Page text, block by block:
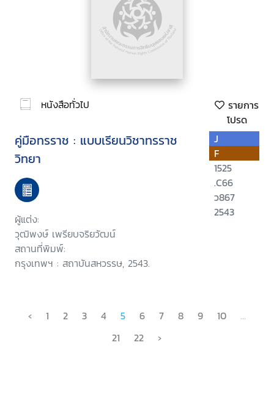
หนังสือทั่วไป
รายการ
โปรด
คู่มือทรราช : แบบเรียนวิชาทรราช
วิทยา
ผู้แต่ง:
วุฒิพงษ์ เพรียบจริยวัฒน์
สถานที่พิมพ์:
กรุงเทพฯ : สถาบันสหวรรษ, 2543.
J
F
1525
.C66
ว867
2543
‹ 1 2 3 4 5 6 7 8 9 10
...
21
22 ›